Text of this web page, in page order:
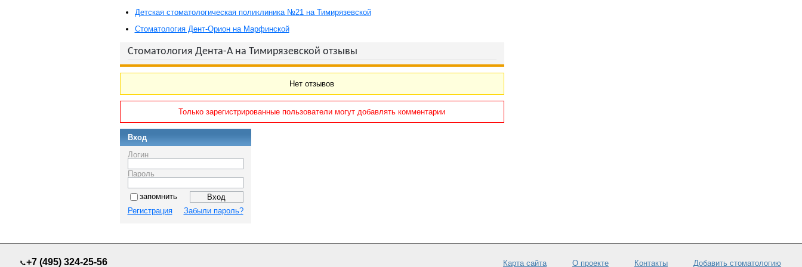
Детская стоматологическая поликлиника №21 на Тимирязевской
Стоматология Дент-Орион на Марфинской
Стоматология Дента-А на Тимирязевской отзывы
Нет отзывов
Только зарегистрированные пользователи могут добавлять комментарии
Вход
Логин
Пароль
запомнить
Регистрация
Забыли пароль?
📞+7 (495) 324-25-56 Карта сайта О проекте Контакты Добавить стоматологию